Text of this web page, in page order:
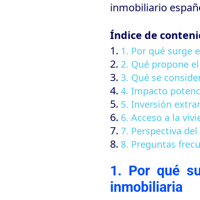
inmobiliario
Índice de
1. Por qué surge
2. Qué propone
3. Qué se
4. Impacto
5. Inversión
6. Acceso a la
7. Perspectiva
8. Preguntas
1. Por qué
inmobiliaria